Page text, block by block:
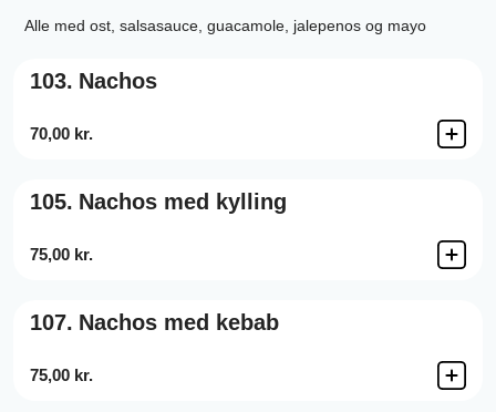
Alle med ost, salsasauce, guacamole, jalepenos og mayo
103. Nachos
70,00 kr.
105. Nachos med kylling
75,00 kr.
107. Nachos med kebab
75,00 kr.